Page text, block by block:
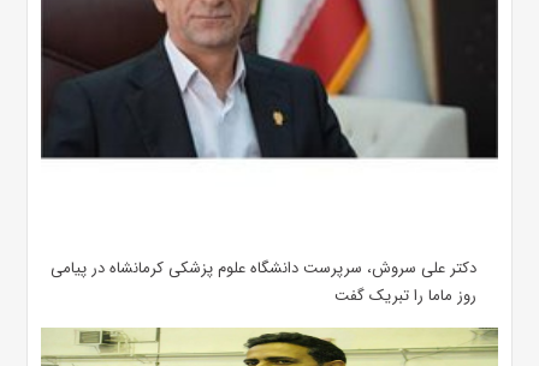
دکتر علی سروش، سرپرست دانشگاه علوم پزشکی کرمانشاه در پیامی
روز ماما را تبریک گفت